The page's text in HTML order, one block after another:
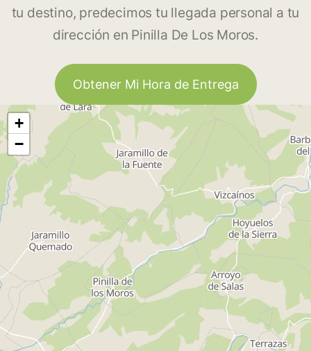
tu destino, predecimos tu llegada personal a tu
dirección en Pinilla De Los Moros.
Obtener Mi Hora de Entrega
+
−